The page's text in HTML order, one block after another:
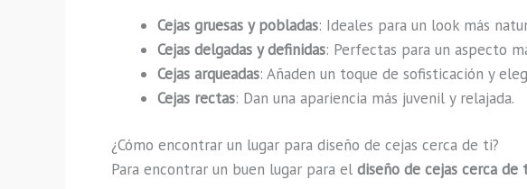
Cejas gruesas y pobladas: Ideales para un look más
Cejas delgadas y definidas: Perfectas para un aspecto
Cejas arqueadas: Añaden un toque de sofisticación y
Cejas rectas: Dan una apariencia más juvenil y relajada.
¿Cómo encontrar un lugar para diseño de cejas cerca de ti?
Para encontrar un buen lugar para el diseño de cejas cerca de